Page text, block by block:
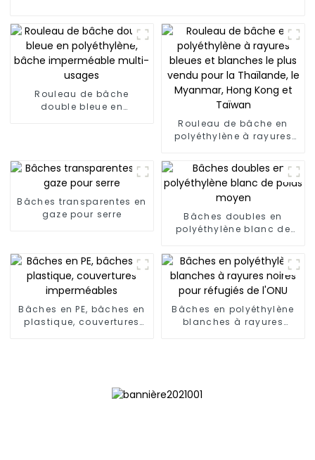
Rouleau de bâche
double bleue en
Rouleau de bâche en
polyéthylène à rayures
plus vendu pour la
Thaïlande, le Myanmar,
Hong Kong et Taïwan
Bâches transparentes en
gaze pour serre
Bâches doubles en
polyéthylène blanc de
Bâches en PE, bâches en
plastique, couvertures
Bâches en polyéthylène
blanches à rayures